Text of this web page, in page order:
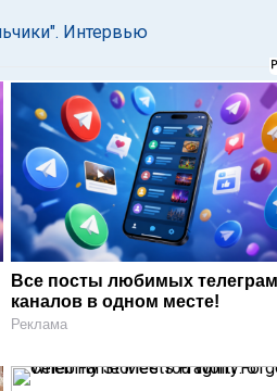
Интервью
Все посты любимых
каналов в одном месте!
Реклама